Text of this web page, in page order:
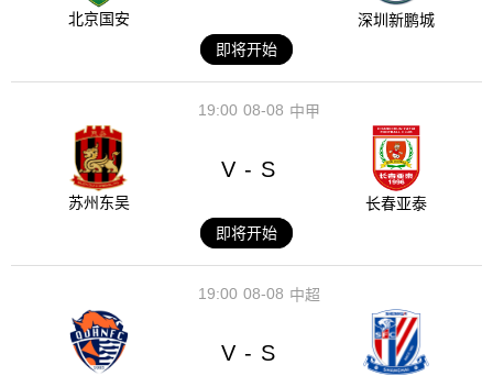
北京国安
深圳新鹏城
即将开始
08-08
19:00 中甲
苏州东吴
V - S
长春亚泰
即将开始
08-08
19:00 中超
V - S